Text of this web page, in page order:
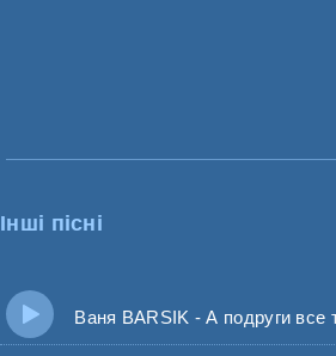
Інші пісні
Ваня BARSIK - А подруги все